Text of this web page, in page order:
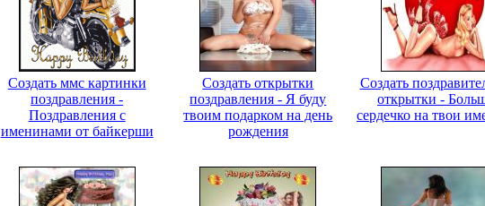
Создать ммс картинки
поздравления -
Поздравления с
именинами от байкерши
Создать открытки
поздравления - Я буду
твоим подарком на день
рождения
Создать
открытки -
сердечко на твои